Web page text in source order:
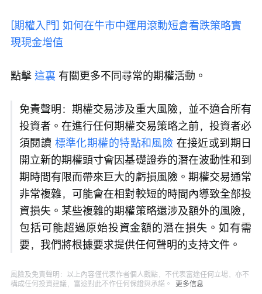
[期權入門] 如何在牛市中運用滾動短倉看跌策略實
現現金增值
點擊 這裏 有關更多不同尋常的期權活動。
免責聲明：期權交易涉及重大風險，並不適合所有
投資者。在進行任何期權交易策略之前，投資者必
須閱讀 標準化期權的特點和風險 在接近或到期日
開立新的期權頭寸會因基礎證券的潛在波動性和到
期時間有限而帶來巨大的虧損風險。期權交易通常
非常複雜，可能會在相對較短的時間內導致全部投
資損失。某些複雜的期權策略還涉及額外的風險，
包括可能超過原始投資金額的潛在損失。如有需
要，我們將根據要求提供任何聲明的支持文件。
風險及免責聲明：以上內容僅代表作者個人觀點，不代表富途任何立場，亦不
構成任何投資建議，富途對此不作任何保證與承諾。
更多信息